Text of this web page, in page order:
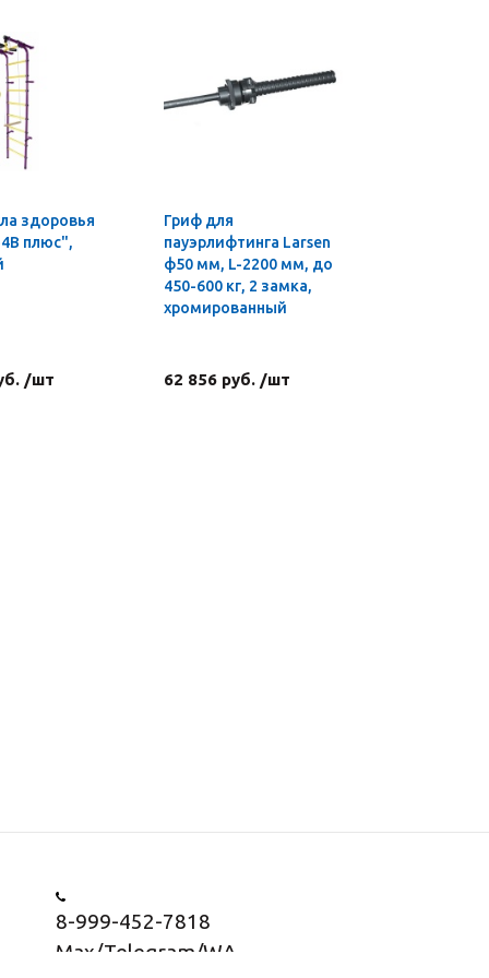
здоровья
плюс",
/шт
Гриф для
пауэрлифтинга Larsen
ф50 мм, L-2200 мм, до
450-600 кг, 2 замка,
хромированный
62 856 руб. /шт
8-999-452-7818
Max/Telegram/WA